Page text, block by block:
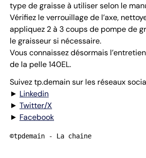
type de graisse à utiliser selon le
Vérifiez le verrouillage de l’axe,
appliquez 2 à 3 coups de pompe de
le graisseur si nécessaire.
Vous connaissez désormais
de la pelle 140EL.
Suivez tp.demain sur les réseaux
► Linkedin
► Twitter/X
► Facebook
©tpdemain - La chaine